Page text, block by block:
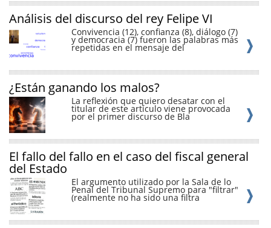
Análisis del discurso del rey Felipe VI
Convivencia (12), confianza (8), diálogo (7)
y democracia (7) fueron las palabras más
repetidas en el mensaje del
¿Están ganando los malos?
La reflexión que quiero desatar con el
titular de este artículo viene provocada
por el primer discurso de Bla
El fallo del fallo en el caso del fiscal general
del Estado
El argumento utilizado por la Sala de lo
Penal del Tribunal Supremo para "filtrar"
(realmente no ha sido una filtra